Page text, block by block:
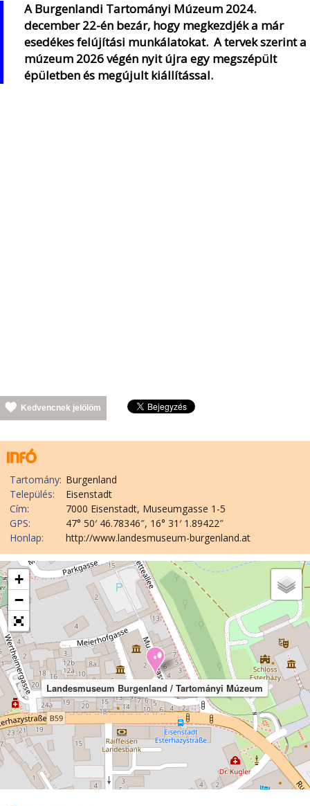
A Burgenlandi Tartományi Múzeum 2024.
december 22-én bezár, hogy megkezdjék a már
esedékes felújítási munkálatokat. A tervek szerint a
múzeum 2026 végén nyit újra egy megszépült
épületben és megújult kiállítással.
Kedvencnek jelölöm
Tartomány: Burgenland
Település:
Eisenstadt
Cím:
7000 Eisenstadt, Museumgasse 1-5
GPS:
47° 50′ 46.78346″, 16° 31′ 1.89422″
Honlap:
http://www.landesmuseum-burgenland.at
Landesmuseum Burgenland / Tartományi Múzeum
+
−